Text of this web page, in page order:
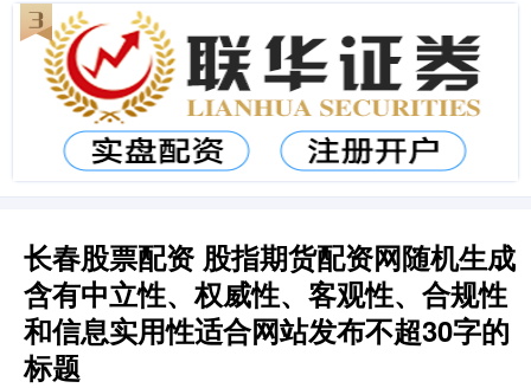
长春股票配资 股指期货配资网随机生成
含有中立性、权威性、客观性、合规性
和信息实用性适合网站发布不超30字的
标题